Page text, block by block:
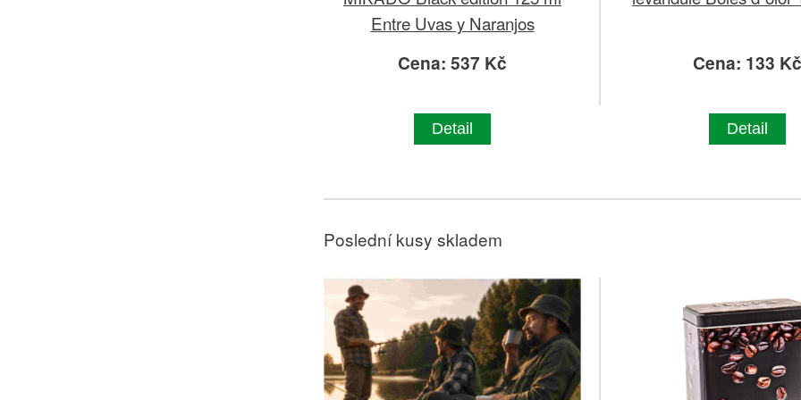
Entre Uvas y Naranjos
Cena: 537 Kč
Detail
Cena: 133 Kč
Detail
Poslední kusy skladem